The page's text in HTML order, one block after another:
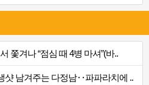
쫓겨나 “점심 때 4병 마셔”(바..
샷 남겨주는 다정남‥파파라치에 ..